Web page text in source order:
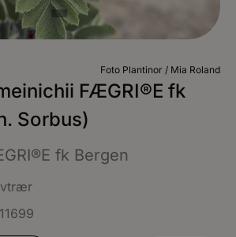
Foto Plantinor / Mia Roland
FÆGRI®E fk
Sorbus)
fk Bergen